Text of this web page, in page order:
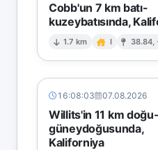
Cobb'un 7 km batı-
kuzeybatısında,
1.7 km I 38.84,
16:08:03 07.08.2026
Willits'in 11 km doğu-
güneydoğusunda,
Kaliforniya